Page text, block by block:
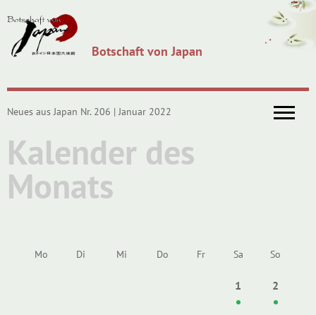
Botschaft von Japan
Neues aus Japan Nr. 206 | Januar 2022
Kalender des
Monats
Mo Di Mi Do Fr Sa So
1 2